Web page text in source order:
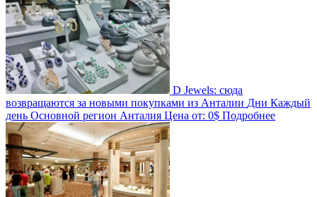
D Jewels: сюда
возвращаются за новыми покупками из Анталии Дни Каждый
день Основной регион Анталия Цена от: 0$ Подробнее